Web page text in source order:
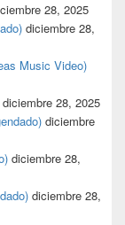
28, 2025
diciembre 28,
Music Video)
diciembre 28, 2025
diciembre
diciembre 28,
diciembre 28,